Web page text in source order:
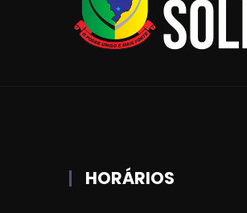
HORÁRIOS